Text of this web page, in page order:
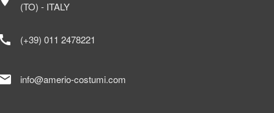
(TO) - ITALY
call (+39) 011 2478221
info@amerio-costumi.com